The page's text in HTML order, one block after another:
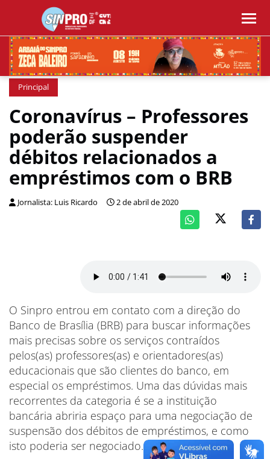
Principal
Coronavírus – Professores
poderão suspender
débitos relacionados a
empréstimos com o BRB
Jornalista: Luis Ricardo 2 de abril de 2020
O Sinpro entrou em contato com a direção do
Banco de Brasília (BRB) para buscar informações
mais precisas sobre os serviços contraídos
pelos(as) professores(as) e orientadores(as)
educacionais que são clientes do banco, em
especial os empréstimos. Uma das dúvidas mais
recorrentes da categoria é se a instituição
bancária abriria espaço para uma negociação de
suspensão dos débitos de empréstimos, e como
isto poderia ser negociado.